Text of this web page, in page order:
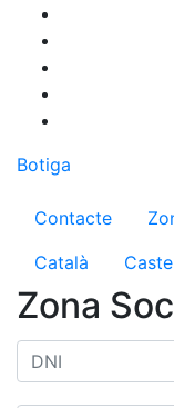
contingut
Botiga
Menú
Contacte
Català
Zona